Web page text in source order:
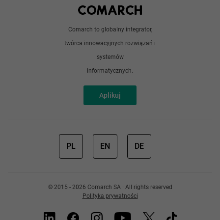
Comarch to globalny integrator,
twórca innowacyjnych rozwiązań i
systemów
informatycznych.
Aplikuj
Doświadczeni programiści
PL EN DE
© 2015 - 2026 Comarch SA · All rights reserved
Polityka prywatności